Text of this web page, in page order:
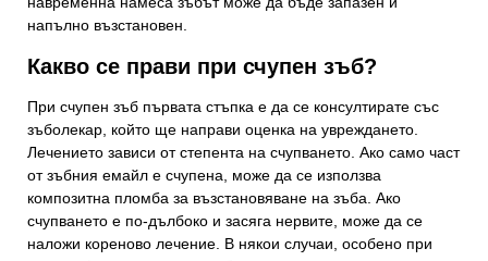
напълно възстановен.
Какво се прави при счупен зъб?
При счупен зъб първата стъпка е да се консултирате със
зъболекар, който ще направи оценка на увреждането.
Лечението зависи от степента на счупването. Ако само част
от зъбния емайл е счупена, може да се използва
композитна пломба за възстановяване на зъба. Ако
счупването е по-дълбоко и засяга нервите, може да се
наложи кореново лечение. В някои случаи, особено при